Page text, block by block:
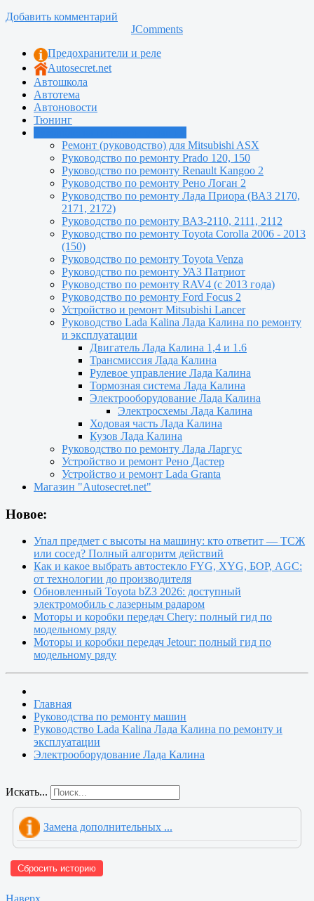
Добавить комментарий
JComments
Предохранители и реле
Autosecret.net
Автошкола
Автотема
Автоновости
Тюнинг
Ремонт (руководство) для Mitsubishi ASX
Руководство по ремонту Prado 120, 150
Руководство по ремонту Renault Kangoo 2
Руководство по ремонту Рено Логан 2
Руководство по ремонту Лада Приора (ВАЗ 2170,
2171, 2172)
Руководство по ремонту ВАЗ-2110, 2111, 2112
Руководство по ремонту Toyota Сorolla 2006 - 2013
(150)
Руководство по ремонту Toyota Venza
Руководство по ремонту УАЗ Патриот
Руководство по ремонту RAV4 (с 2013 года)
Руководство по ремонту Ford Focus 2
Устройство и ремонт Mitsubishi Lancer
Руководство Lada Kalina Лада Калина по ремонту
и эксплуатации
Двигатель Лада Калина 1,4 и 1.6
Трансмиссия Лада Калина
Рулевое управление Лада Калина
Тормозная система Лада Калина
Электрооборудование Лада Калина
Электросхемы Лада Калина
Ходовая часть Лада Калина
Кузов Лада Калина
Руководство по ремонту Лада Ларгус
Устройство и ремонт Рено Дастер
Устройство и ремонт Lada Granta
Магазин "Autosecret.net"
Новое:
Упал предмет с высоты на машину: кто ответит — ТСЖ
или сосед? Полный алгоритм действий
Как и какое выбрать автостекло FYG, XYG, БОР, AGC:
от технологии до производителя
Обновленный Toyota bZ3 2026: доступный
электромобиль с лазерным радаром
Моторы и коробки передач Chery: полный гид по
модельному ряду
Моторы и коробки передач Jetour: полный гид по
модельному ряду
Главная
Руководства по ремонту машин
Руководство Lada Kalina Лада Калина по ремонту и
эксплуатации
Электрооборудование Лада Калина
Искать...
Замена дополнительных ...
Сбросить историю